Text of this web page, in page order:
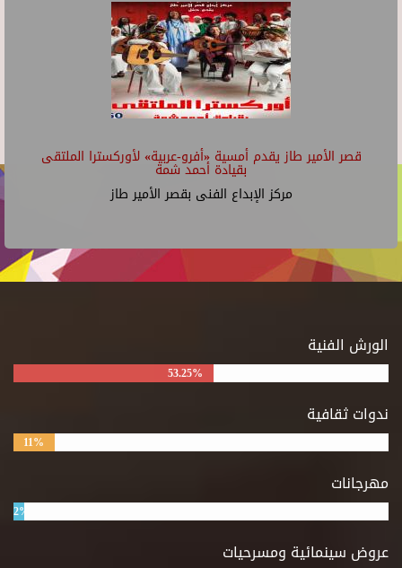
قصر الأمير طاز يقدم أمسية «أفرو-عربية» لأوركسترا الملتقى
بقيادة أحمد شمة
مركز الإبداع الفنى بقصر الأمير طاز
الورش الفنية
53.25%
ندوات ثقافية
11%
مهرجانات
2%
عروض سينمائية ومسرحيات